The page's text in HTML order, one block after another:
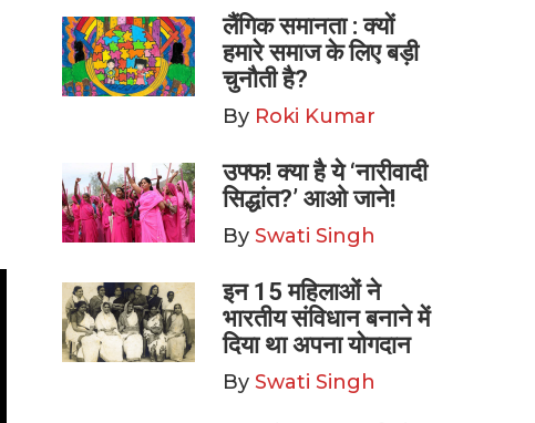
लैंगिक समानता : क्यों
हमारे समाज के लिए बड़ी
चुनौती है?
By Roki Kumar
उफ्फ! क्या है ये ‘नारीवादी
सिद्धांत?’ आओ जाने!
By Swati Singh
इन 15 महिलाओं ने
भारतीय संविधान बनाने में
दिया था अपना योगदान
By Swati Singh